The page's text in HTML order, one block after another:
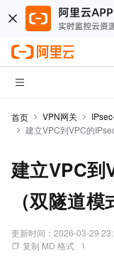
首页 VPN网关
建立VPC到VPC的
建立VPC到
（双隧道模
更新时间： 2026-03-29
复制 MD 格式